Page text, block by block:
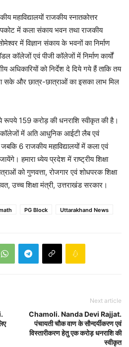
महाविद्यालयों राजकीय स्नातकोत्तर
कपकोट में कला संकाय भवन तथा राजकीय
में विज्ञान संकाय के भवनों का निर्माण
कॉलेजों एवं पीजी कॉलेजों में निर्माण कार्यों
अधिकारियों को निर्देश दे दिये गये हैं ताकि तय
जा सके और छात्र-छात्राओं का इसका लाभ मिल
रूपये 159 करोड़ की धनराशि स्वीकृत की है।
में अति आधुनिक आईटी लैब एवं
जबकि 6 राजकीय महाविद्यालयों में कला एवं
हमारा ध्येय प्रदेश में राष्ट्रीय शिक्षा
को गुणवत्ता, रोजगार एवं शोधपरक शिक्षा
उच्च शिक्षा मंत्री, उत्तराखंड सरकार।
PG Block Uttarakhand News
Next article
Chamoli. Nanda Devi Rajjat.
पंचायती चौक वाण के सौन्दर्यीकरण एवं
विस्तारीकरण हेतु एक करोड़ धनराशि की
स्वीकृत